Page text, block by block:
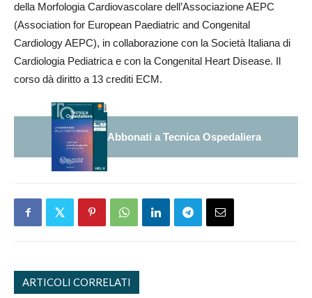
della Morfologia Cardiovascolare dell’Associazione AEPC
(Association for European Paediatric and Congenital
Cardiology AEPC), in collaborazione con la Società Italiana di
Cardiologia Pediatrica e con la Congenital Heart Disease. Il
corso dà diritto a 13 crediti ECM.
Abbonati a Tecnica Ospedaliera
ARTICOLI CORRELATI